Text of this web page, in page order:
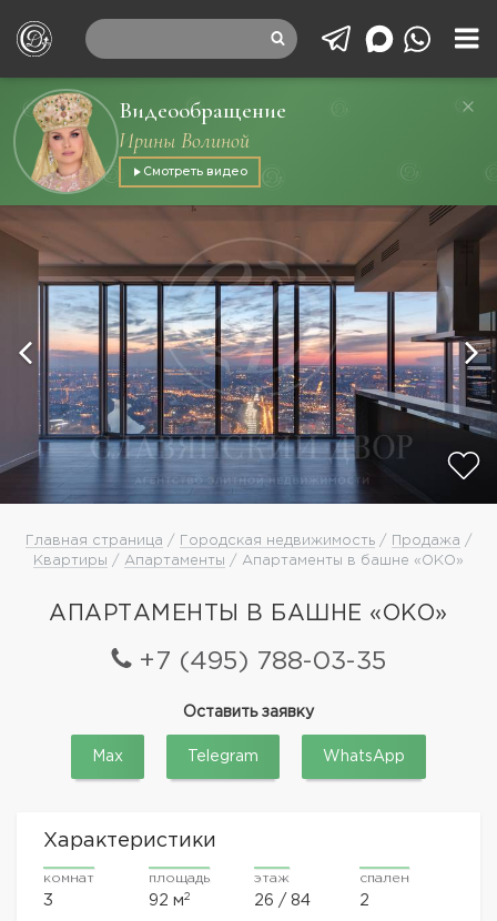
Видеообращение
Ирины Волиной
Смотреть видео
Главная страница / Городская недвижимость/ Продажа /
Квартиры / Апартаменты / Апартаменты в башне «ОКО»
АПАРТАМЕНТЫ В БАШНЕ «ОКО»
+7 (495) 788-03-35
Оставить заявку
Max Telegram WhatsApp
Характеристики
комнат
3
площадь
92 м2
этаж
26 / 84
спален
2